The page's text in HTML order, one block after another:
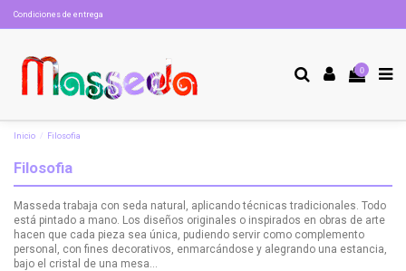
Condiciones de entrega
0
Inicio Filosofia
Filosofia
Masseda trabaja con seda natural, aplicando técnicas tradicionales. Todo
está pintado a mano. Los diseños originales o inspirados en obras de arte
hacen que cada pieza sea única, pudiendo servir como complemento
personal, con fines decorativos, enmarcándose y alegrando una estancia,
bajo el cristal de una mesa…